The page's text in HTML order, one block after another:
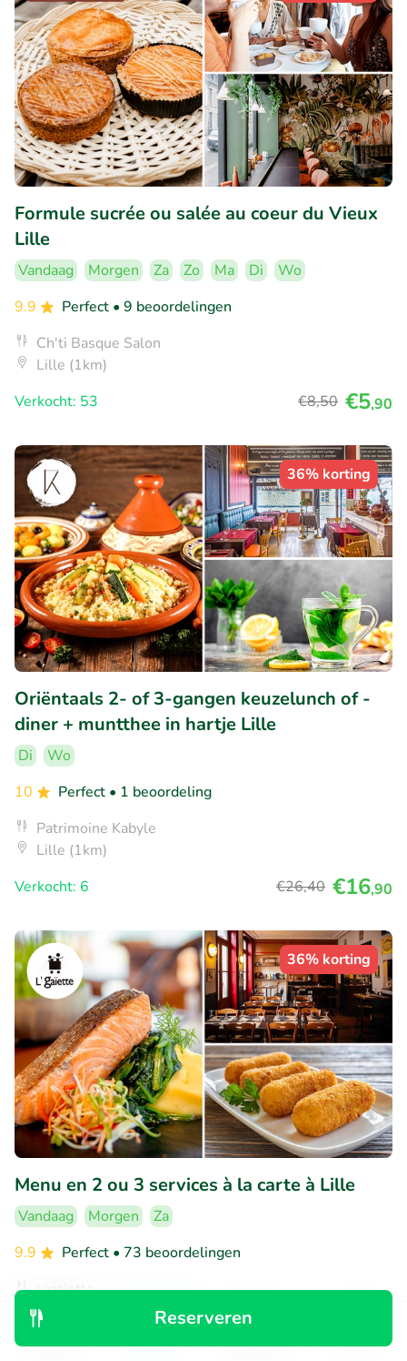
Reserveren
Formule sucrée ou salée au coeur du Vieux
Lille
Vandaag Morgen Za Zo Ma Di
Wo
9.9
Perfect • 9 beoordelingen
Ch'ti Basque Salon
Lille (1km)
Verkocht: 53
€8,50 €5,90
36% korting
Oriëntaals 2- of 3-gangen keuzelunch of -
diner + muntthee in hartje Lille
Di
Wo
10
Perfect • 1 beoordeling
Patrimoine Kabyle
Lille (1km)
Verkocht: 6
€26,40 €16,90
36% korting
Menu en 2 ou 3 services à la carte à Lille
Vandaag Morgen
Za
9.9
Perfect • 73 beoordelingen
L'gaiette
Lille (1km)
Verkocht: 343
€27,35 €17,50